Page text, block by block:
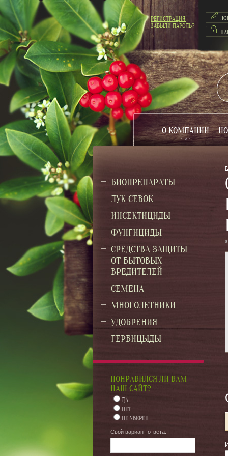
О КОМПАНИИ
РЕГИСТРАЦИЯ
ЗАБЫЛИ ПАРОЛЬ?
БИОПРЕПАРАТЫ
ЛУК СЕВОК
ИНСЕКТИЦИДЫ
ФУНГИЦИДЫ
СРЕДСТВА ЗАЩИТЫ
ОТ БЫТОВЫХ
ВРЕДИТЕЛЕЙ
СЕМЕНА
МНОГОЛЕТНИКИ
УДОБРЕНИЯ
ГЕРБИЦЫДЫ
ПОНРАВИЛСЯ ЛИ ВАМ
НАШ САЙТ?
ДА
НЕТ
НЕ УВЕРЕН
Свой вариант ответа: